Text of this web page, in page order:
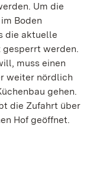
Um die
Boden
die aktuelle
gesperrt werden.
muss einen
weiter nördlich
gehen.
die Zufahrt über
Hof geöffnet.